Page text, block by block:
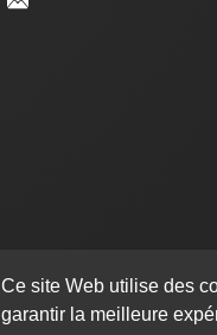
Ce site Web utilise des
garantir la meilleure